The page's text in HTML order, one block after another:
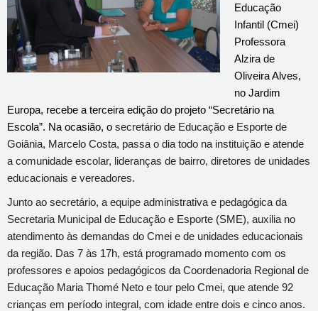
Educação
Infantil (Cmei)
Professora
Alzira de
Oliveira Alves,
no Jardim
Europa, recebe a terceira edição do projeto “Secretário na
Escola”. Na ocasião, o secretário de Educação e Esporte de
Goiânia, Marcelo Costa, passa o dia todo na instituição e atende
a comunidade escolar, lideranças de bairro, diretores de unidades
educacionais e vereadores.
Junto ao secretário, a equipe administrativa e pedagógica da
Secretaria Municipal de Educação e Esporte (SME), auxilia no
atendimento às demandas do Cmei e de unidades educacionais
da região. Das 7 às 17h, está programado momento com os
professores e apoios pedagógicos da Coordenadoria Regional de
Educação Maria Thomé Neto e tour pelo Cmei, que atende 92
crianças em período integral, com idade entre dois e cinco anos.